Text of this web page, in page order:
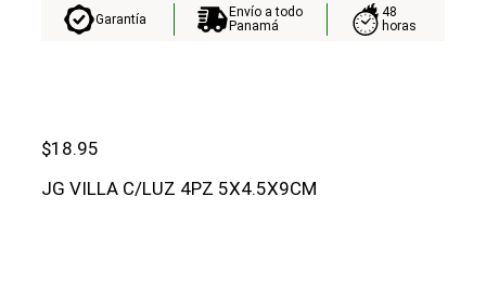
Garantía
Envío a todo
Panamá
48
horas
$18.95
JG VILLA C/LUZ 4PZ 5X4.5X9CM